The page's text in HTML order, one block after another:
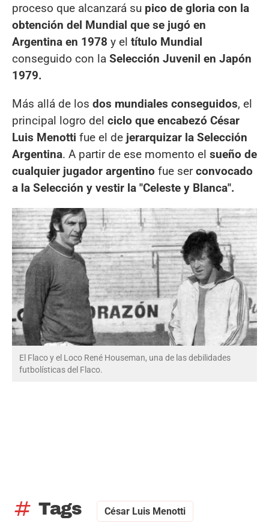
proceso que alcanzará su pico de gloria con la
obtención del Mundial que se jugó en
Argentina en 1978 y el título Mundial
conseguido con la Selección Juvenil en Japón
1979.
Más allá de los dos mundiales conseguidos, el
principal logro del ciclo que encabezó César
Luis Menotti fue el de jerarquizar la Selección
Argentina. A partir de ese momento el sueño de
cualquier jugador argentino fue serconvocado
a la Selección y vestir la "Celeste y Blanca".
El Flaco y el Loco René Houseman, una de las debilidades
futbolísticas del Flaco.
tag Tags César Luis Menotti